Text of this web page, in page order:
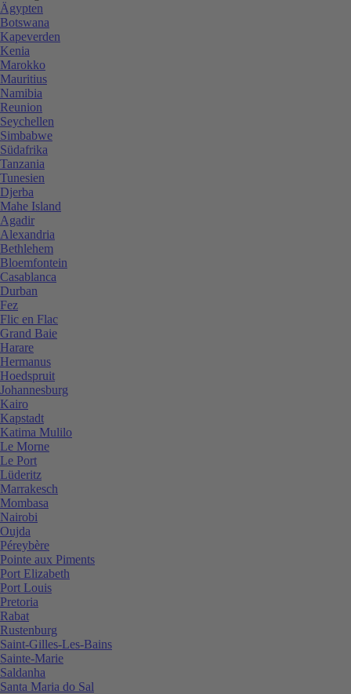
Ägypten
Botswana
Kapeverden
Kenia
Marokko
Mauritius
Namibia
Reunion
Seychellen
Simbabwe
Südafrika
Tanzania
Tunesien
Djerba
Mahe Island
Agadir
Alexandria
Bethlehem
Bloemfontein
Casablanca
Durban
Fez
Flic en Flac
Grand Baie
Harare
Hermanus
Hoedspruit
Johannesburg
Kairo
Kapstadt
Katima Mulilo
Le Morne
Le Port
Lüderitz
Marrakesch
Mombasa
Nairobi
Oujda
Péreybère
Pointe aux Piments
Port Elizabeth
Port Louis
Pretoria
Rabat
Rustenburg
Saint-Gilles-Les-Bains
Sainte-Marie
Saldanha
Santa Maria do Sal